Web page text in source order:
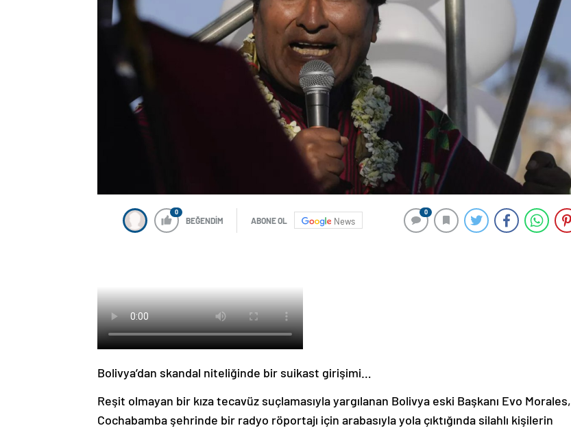
0
BEĞENDİM ABONE OL News
0
Bolivya’dan skandal niteliğinde bir suikast girişimi…
Reşit olmayan bir kıza tecavüz suçlamasıyla yargılanan Bolivya eski Başkanı Evo Morales,
Cochabamba şehrinde bir radyo röportajı için arabasıyla yola çıktığında silahlı kişilerin